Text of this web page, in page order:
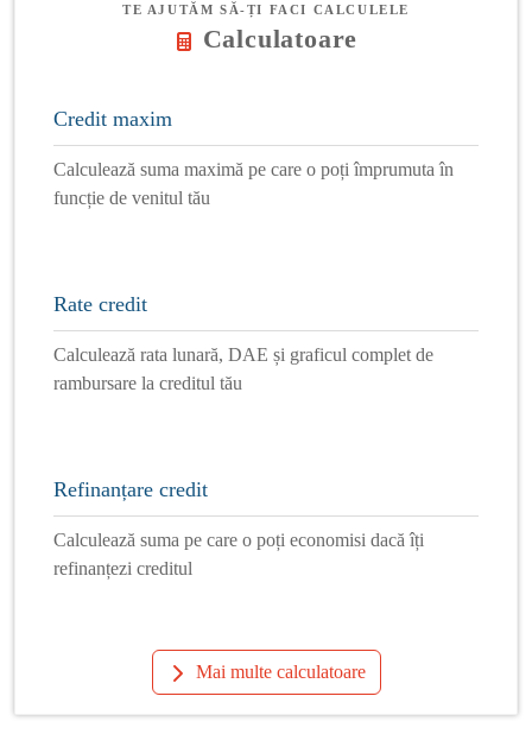
TE AJUTĂM SĂ-ȚI FACI CALCULELE
Calculatoare
Credit maxim
Calculează suma maximă pe care o poți împrumuta în
funcție de venitul tău
Rate credit
Calculează rata lunară, DAE și graficul complet de
rambursare la creditul tău
Refinanțare credit
Calculează suma pe care o poți economisi dacă îți
refinanțezi creditul
Mai multe calculatoare